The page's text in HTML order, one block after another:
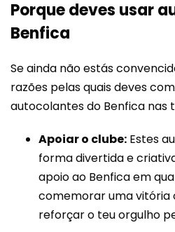
Porque deves usar
Benfica
Se ainda não estás
razões pelas quais deves
autocolantes do Benfica nas
Apoiar o clube: Estes
forma divertida e
apoio ao Benfica em
comemorar uma vitória
reforçar o teu orgulho